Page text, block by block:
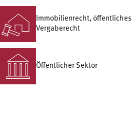
Immobilienrecht,
Vergaberecht
Öffentlicher Sektor